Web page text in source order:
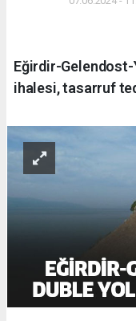
Eğirdir-Gelendost-
ihalesi, tasarruf